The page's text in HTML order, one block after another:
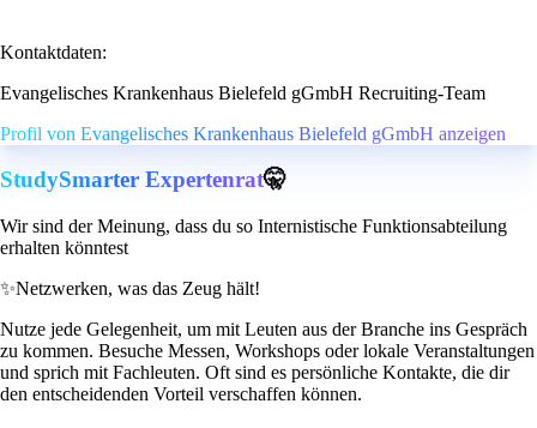
Kontaktdaten:
Evangelisches Krankenhaus Bielefeld gGmbH Recruiting-Team
Profil von Evangelisches Krankenhaus Bielefeld gGmbH anzeigen
StudySmarter Expertenrat🤫
Wir sind der Meinung, dass du so Internistische Funktionsabteilung
erhalten könntest
✨Netzwerken, was das Zeug hält!
Nutze jede Gelegenheit, um mit Leuten aus der Branche ins Gespräch
zu kommen. Besuche Messen, Workshops oder lokale Veranstaltungen
und sprich mit Fachleuten. Oft sind es persönliche Kontakte, die dir
den entscheidenden Vorteil verschaffen können.